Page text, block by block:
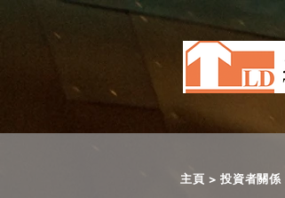
主頁 >投資者關係